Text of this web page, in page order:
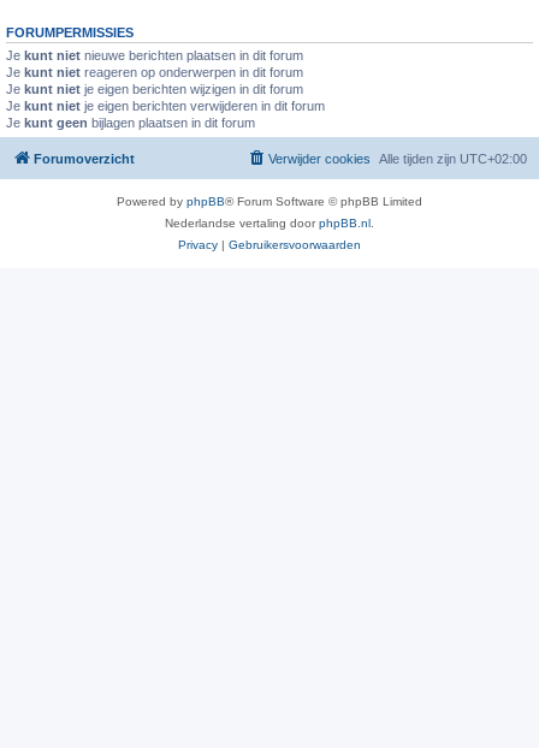
FORUMPERMISSIES
Je kunt niet nieuwe berichten plaatsen in dit forum
Je kunt niet reageren op onderwerpen in dit forum
Je kunt niet je eigen berichten wijzigen in dit forum
Je kunt niet je eigen berichten verwijderen in dit forum
Je kunt geen bijlagen plaatsen in dit forum
Forumoverzicht Alle tijden zijn UTC+02:00
Verwijder cookies
Powered by phpBB® Forum Software © phpBB Limited
Nederlandse vertaling doorphpBB.nl
Privacy | Gebruikersvoorwaarden